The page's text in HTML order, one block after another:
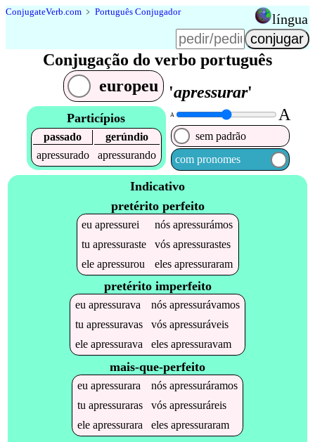
ConjugateVerb.com ﹥ Português Conjugador língua
Conjugação do verbo português
europeu
'apressurar'
Particípios
passado
gerúndio
apressurado
apressurando
A A
sem padrão
com pronomes
Indicativo
pretérito perfeito
euapressurei nósapressurámos
tuapressuraste vósapressurastes
eleapressurou elesapressuraram
pretérito imperfeito
eu apressurava nós apressurávamos
tu apressuravas vós apressuráveis
ele apressurava eles apressuravam
mais-que-perfeito
eu apressurara nós apressuráramos
tu apressuraras vós apressuráreis
ele apressurara eles apressuraram